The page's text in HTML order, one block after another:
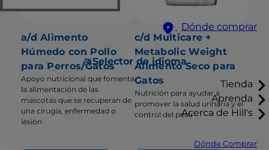
Dónde comprar
Selector de idioma
Tienda
Aprenda
Acerca de Hill's
Dónde Comprar
a/d Alimento
Húmedo con Pollo
para Perros/Gatos
Apoyo nutricional que fomenta
la alimentación de las
mascotas que se recuperan de
una cirugía, enfermedad o
lesión
c/d Multicare +
Metabolic Weight
Alimento Seco para
Gatos
Nutrición para ayudar a
promover la salud urinaria y el
control del peso